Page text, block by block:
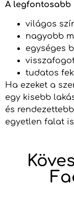
A legfontosabb
világos
nagyobb
egységes
tudatos
Ha ezeket a
egy kisebb
és
egyetlen falat